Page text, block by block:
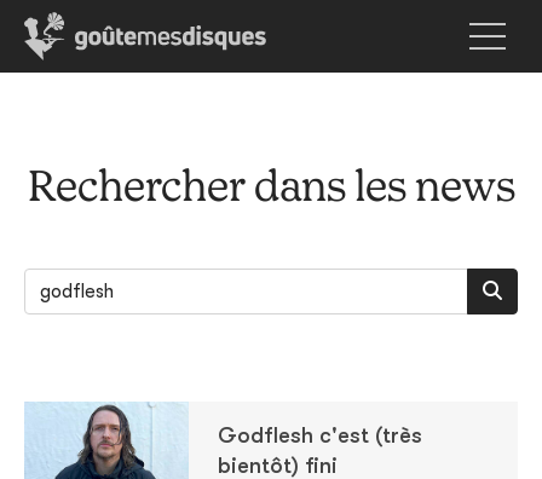
Rechercher dans les news
Godflesh c'est (très
bientôt) fini